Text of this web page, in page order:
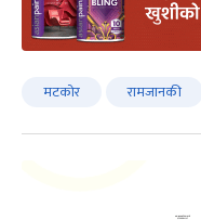
मटकोर रामजानकी